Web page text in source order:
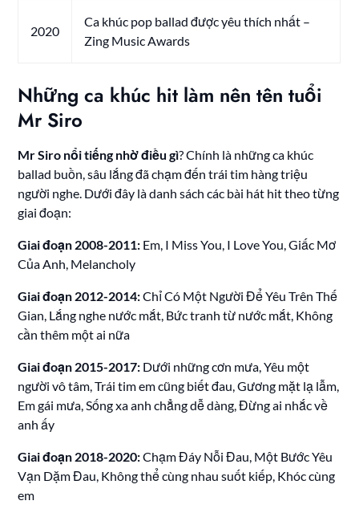
2020
Ca khúc pop ballad được yêu thích nhất –
Zing Music Awards
Những ca khúc hit làm nên tên tuổi
Mr Siro
Mr Siro nổi tiếng nhờ điều gì? Chính là những ca khúc
ballad buồn, sâu lắng đã chạm đến trái tim hàng triệu
người nghe. Dưới đây là danh sách các bài hát hit theo từng
giai đoạn:
Giai đoạn 2008-2011: Em, I Miss You, I Love You, Giấc Mơ
Của Anh, Melancholy
Giai đoạn 2012-2014:Chỉ Có Một Người Để Yêu Trên Thế
Gian, Lắng nghe nước mắt, Bức tranh từ nước mắt, Không
cần thêm một ai nữa
Giai đoạn 2015-2017: Dưới những cơn mưa, Yêu một
người vô tâm, Trái tim em cũng biết đau, Gương mặt lạ lẫm,
Em gái mưa, Sống xa anh chẳng dễ dàng, Đừng ai nhắc về
anh ấy
Giai đoạn 2018-2020:Chạm Đáy Nỗi Đau, Một Bước Yêu
Vạn Dặm Đau, Không thể cùng nhau suốt kiếp, Khóc cùng
em